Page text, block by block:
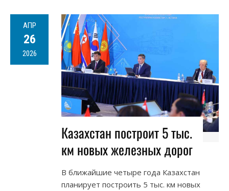
АПР
26
2026
Казахстан построит 5 тыс.
км новых железных дорог
В ближайшие четыре года Казахстан
планирует построить 5 тыс. км новых